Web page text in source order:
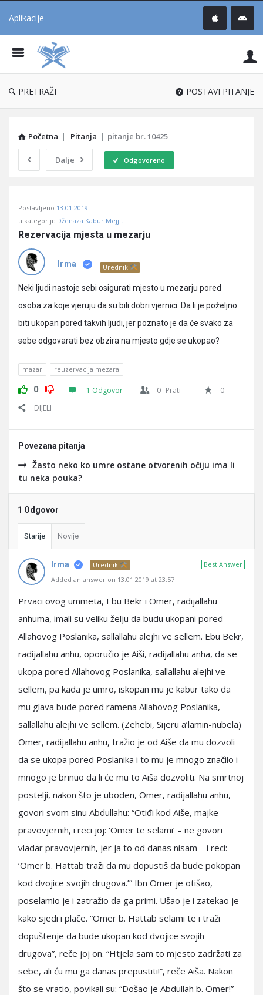
Aplikacije
®
PRETRAŽI POSTAVI PITANJE
Početna | Pitanja | pitanje br. 10425
Dalje Odgovoreno
Učene
Latest
Pitanja
Postavljeno 13.01.2019
u kategoriji: Dženaza Kabur Mejjit
Rezervacija mjesta u mezarju
Irma Urednik
Neki ljudi nastoje sebi osigurati mjesto u mezarju pored
osoba za koje vjeruju da su bili dobri vjernici. Da li je poželjno
biti ukopan pored takvih ljudi, jer poznato je da će svako za
sebe odgovarati bez obzira na mjesto gdje se ukopao?
mazar reuzervacija mezara
0 1 Odgovor 0 Prati
0
DIJELI
Povezana pitanja
Žasto neko ko umre ostane otvorenih očiju ima li
tu neka pouka?
1 Odgovor
Starije Novije
Best Answer
Irma
Urednik
Added an answer on 13.01.2019 at 23:57
Prvaci ovog ummeta, Ebu Bekr i Omer, radijallahu
anhuma, imali su veliku želju da budu ukopani pored
Allahovog Poslanika, sallallahu alejhi ve sellem. Ebu Bekr,
radijallahu anhu, oporučio je Aiši, radijallahu anha, da se
ukopa pored Allahovog Poslanika, sallallahu alejhi ve
sellem, pa kada je umro, iskopan mu je kabur tako da
mu glava bude pored ramena Allahovog Poslanika,
sallallahu alejhi ve sellem. (Zehebi, Sijeru a’lamin-nubela)
Omer, radijallahu anhu, tražio je od Aiše da mu dozvoli
da se ukopa pored Poslanika i to mu je mnogo značilo i
mnogo je brinuo da li će mu to Aiša dozvoliti. Na smrtnoj
postelji, nakon što je uboden, Omer, radijallahu anhu,
govori svom sinu Abdullahu: “Otiđi kod Aiše, majke
pravovjernih, i reci joj: ‘Omer te selami’ – ne govori
vladar pravovjernih, jer ja to od danas nisam – i reci:
‘Omer b. Hattab traži da mu dopustiš da bude pokopan
kod dvojice svojih drugova.’” Ibn Omer je otišao,
poselamio je i zatražio da ga primi. Ušao je i zatekao je
kako sjedi i plače. “Omer b. Hattab selami te i traži
dopuštenje da bude ukopan kod dvojice svojih
drugova”, reče joj on. “Htjela sam to mjesto zadržati za
sebe, ali ću mu ga danas prepustiti!”, reče Aiša. Nakon
što se vratio, povikali su: “Došao je Abdullah b. Omer!”